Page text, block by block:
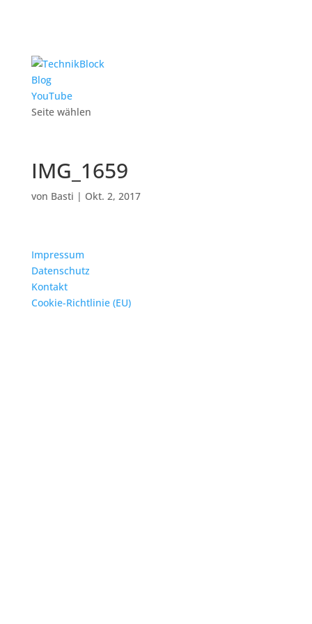
Blog
YouTube
Seite wählen
IMG_1659
von Basti | Okt. 2, 2017
Impressum
Datenschutz
Kontakt
Cookie-Richtlinie (EU)